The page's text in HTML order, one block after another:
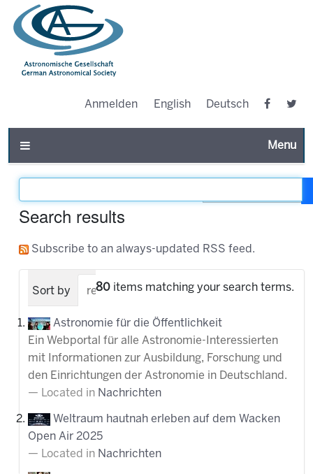
Anmelden English Deutsch
Toggle
Search results
Subscribe to an always-updated RSS feed.
80 items matching your search terms.
Sort by relevance date (newest first)
Astronomie für die Öffentlichkeit
Ein Webportal für alle Astronomie-Interessierten
mit Informationen zur Ausbildung, Forschung und
den Einrichtungen der Astronomie in Deutschland.
Located in Nachrichten
Weltraum hautnah erleben auf dem Wacken
Open Air 2025
Located in Nachrichten